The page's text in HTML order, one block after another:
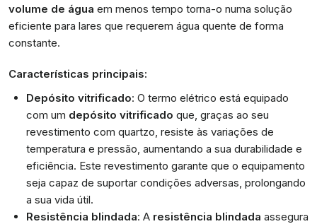
volume de água em menos tempo torna-o numa solução
eficiente para lares que requerem água quente de forma
constante.
Características principais:
Depósito vitrificado: O termo elétrico está equipado
com um depósito vitrificado que, graças ao seu
revestimento com quartzo, resiste às variações de
temperatura e pressão, aumentando a sua durabilidade e
eficiência. Este revestimento garante que o equipamento
seja capaz de suportar condições adversas, prolongando
a sua vida útil.
Resistência blindada: A resistência blindada assegura